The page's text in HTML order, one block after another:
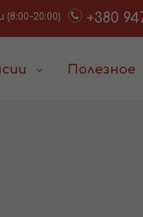
20:00) +380
Полезное